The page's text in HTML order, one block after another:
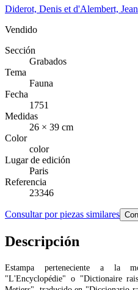
Diderot, Denis et d'Alembert, Jean
Vendido
Sección
Grabados
Tema
Fauna
Fecha
1751
Medidas
26 × 39 cm
Color
color
Lugar de edición
Paris
Referencia
23346
Consultar por piezas similares
Descripción
Estampa perteneciente a la
"L'Encyclopédie" o "Dictionaire